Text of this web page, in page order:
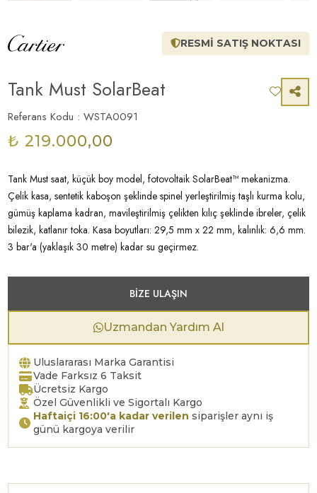
RESMİ SATIŞ NOKTASI
Tank Must SolarBeat
Referans Kodu : WSTA0091
₺ 219.000,00
Tank Must saat, küçük boy model, fotovoltaik SolarBeat™ mekanizma.
Çelik kasa, sentetik kaboşon şeklinde spinel yerleştirilmiş taşlı kurma kolu,
gümüş kaplama kadran, mavileştirilmiş çelikten kılıç şeklinde ibreler, çelik
bilezik, katlanır toka. Kasa boyutları: 29,5 mm x 22 mm, kalınlık: 6,6 mm.
3 bar'a (yaklaşık 30 metre) kadar su geçirmez.
BIZE ULAŞIN
Uzmandan Yardım Al
Uluslararası Marka Garantisi
Vade Farksız 6 Taksit
Ücretsiz Kargo
Özel Güvenlikli ve Sigortalı Kargo
Haftaiçi 16:00'a kadar verilen siparişler aynı iş
günü kargoya verilir